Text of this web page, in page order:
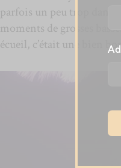
parfois un peu trop dans
moments de grosses
écueil, c’était une bien